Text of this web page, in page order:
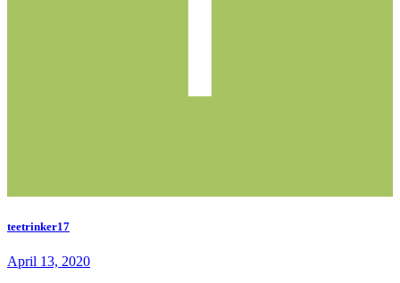
teetrinker17
April 13, 2020